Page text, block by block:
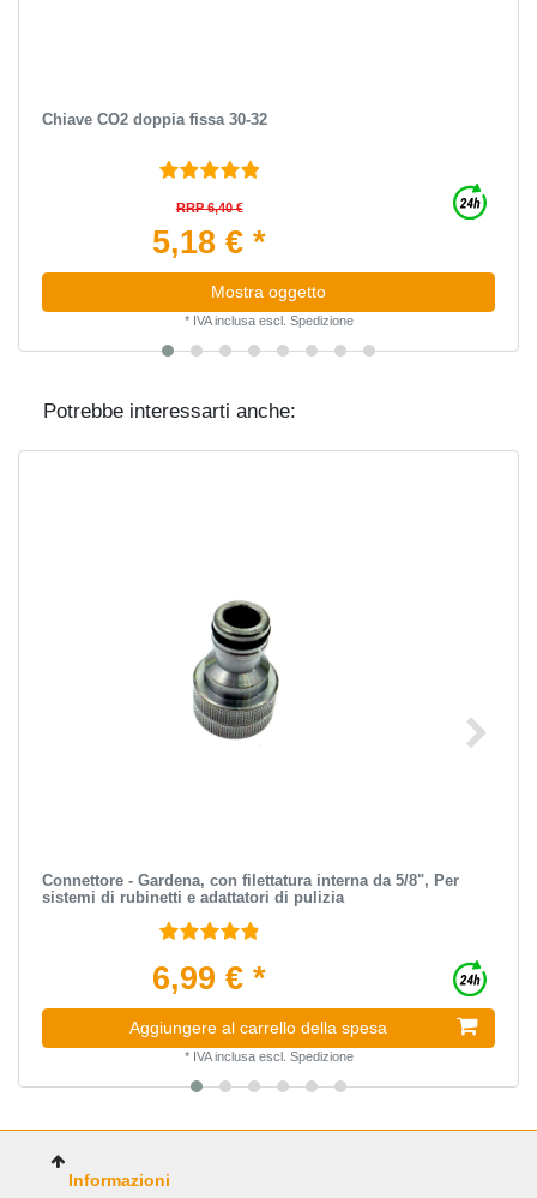
Chiave CO2 doppia fissa 30-32
RRP 6,40 €
5,18 € *
Mostra oggetto
* IVA inclusaescl. Spedizione
Potrebbe interessarti anche:
Connettore - Gardena, con filettatura interna da 5/8", Per
sistemi di rubinetti e adattatori di pulizia
6,99 € *
Aggiungere al carrello della spesa
* IVA inclusaescl. Spedizione
Informazioni